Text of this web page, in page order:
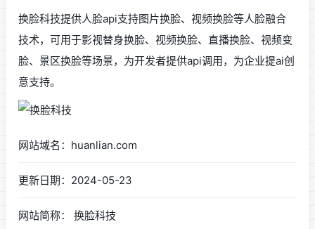
换脸科技提供人脸api支持图片换脸、视频换脸等人脸融合
技术，可用于影视替身换脸、视频换脸、直播换脸、视频变
脸、景区换脸等场景，为开发者提供api调用，为企业提ai创
意支持。
网站域名：huanlian.com
更新日期：2024-05-23
网站简称： 换脸科技